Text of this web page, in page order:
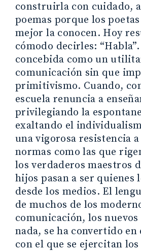
construirla con cuidado,
poemas porque los
mejor la conocen. Hoy
cómodo decirles:
concebida como un
comunicación sin que
primitivismo. Cuando,
escuela renuncia a
privilegiando la
exaltando el
una vigorosa resistencia
normas como las que
los verdaderos maestros
hijos pasan a ser quienes
desde los medios. El
de muchos de los
comunicación, los nuevos
nada, se ha convertido
con el que se ejercitan